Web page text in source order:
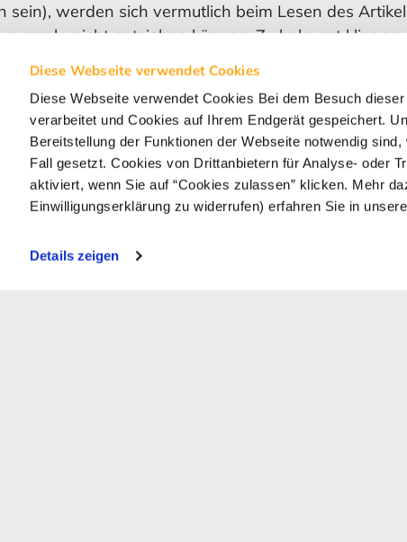
Diese Webseite verwendet Cookies
Diese Webseite verwendet Cookies Bei dem Besuch
verarbeitet und Cookies auf Ihrem Endgerät gespeichert.
Bereitstellung der Funktionen der Webseite notwendig
Fall gesetzt. Cookies von Drittanbietern für Analyse- oder
aktiviert, wenn Sie auf “Cookies zulassen” klicken. Mehr
Einwilligungserklärung zu widerrufen) erfahren Sie in
Details zeigen
sein), werden sich vermutlich beim Lesen des
nicht entziehen können. Zu bekannt
der Wissenschaftler. Darin liegt auch zugleich der
Konzernfunktionen.
; Veröffentlicht am
zum Lesen